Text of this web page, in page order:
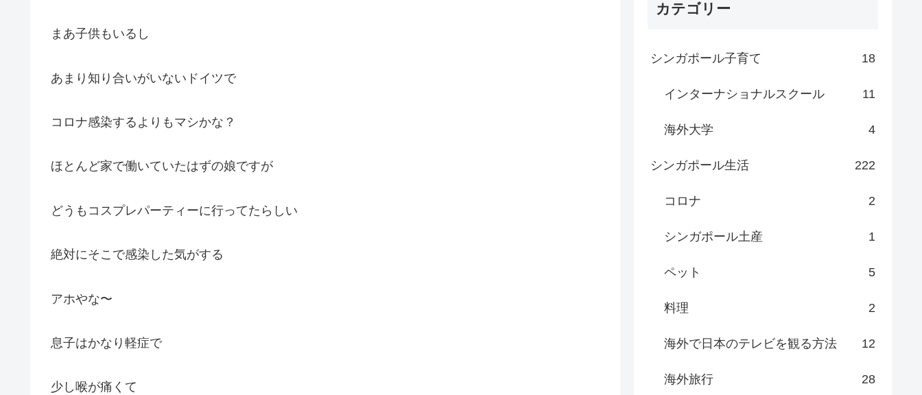
まあ子供もいるし
あまり知り合いがいないドイツで
コロナ感染するよりもマシかな？
ほとんど家で働いていたはずの娘ですが
どうもコスプレパーティーに行ってたらしい
絶対にそこで感染した気がする
アホやな〜
息子はかなり軽症で
少し喉が痛くて
カテゴリー
シンガポール子育て 18
インターナショナルスクール 11
海外大学 4
シンガポール生活 222
コロナ 2
シンガポール土産 1
ペット 5
料理 2
海外で日本のテレビを観る方法 12
海外旅行 28